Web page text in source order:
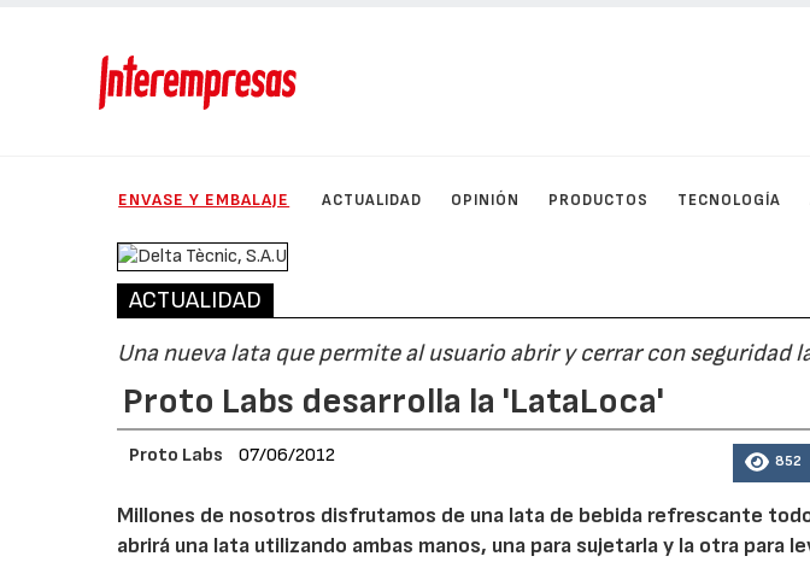
ENVASE Y EMBALAJE ACTUALIDAD OPINIÓN PRODUCTOS TECNOLOGÍA
ACTUALIDAD
Una nueva lata que permite al usuario abrir y cerrar con seguridad
Proto Labs desarrolla la 'LataLoca'
Proto Labs 07/06/2012 852
Millones de nosotros disfrutamos de una lata de bebida refrescante
abrirá una lata utilizando ambas manos, una para sujetarla y la otra para